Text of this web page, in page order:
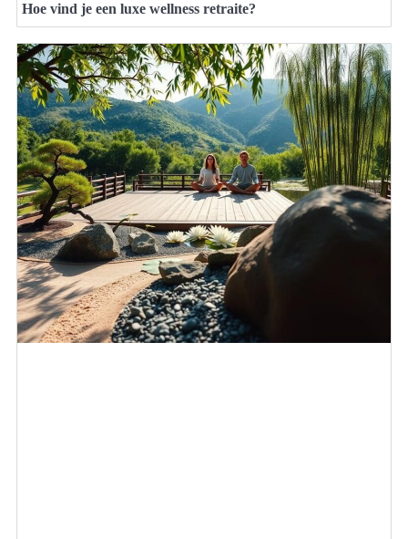
Hoe vind je een luxe wellness retraite?